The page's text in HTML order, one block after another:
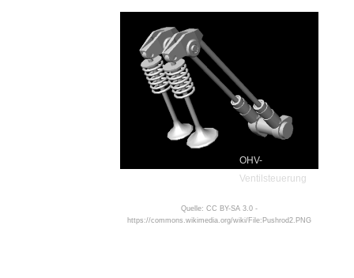
OHV-
Ventilsteuerung
Quelle: CC BY-SA 3.0 -
https://commons.wikimedia.org/wiki/File:Pushrod2.PNG